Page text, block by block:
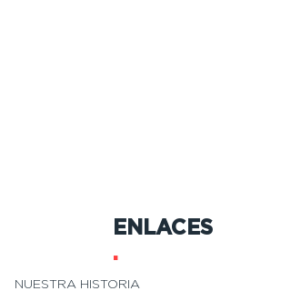
ENLACES
.
NUESTRA HISTORIA